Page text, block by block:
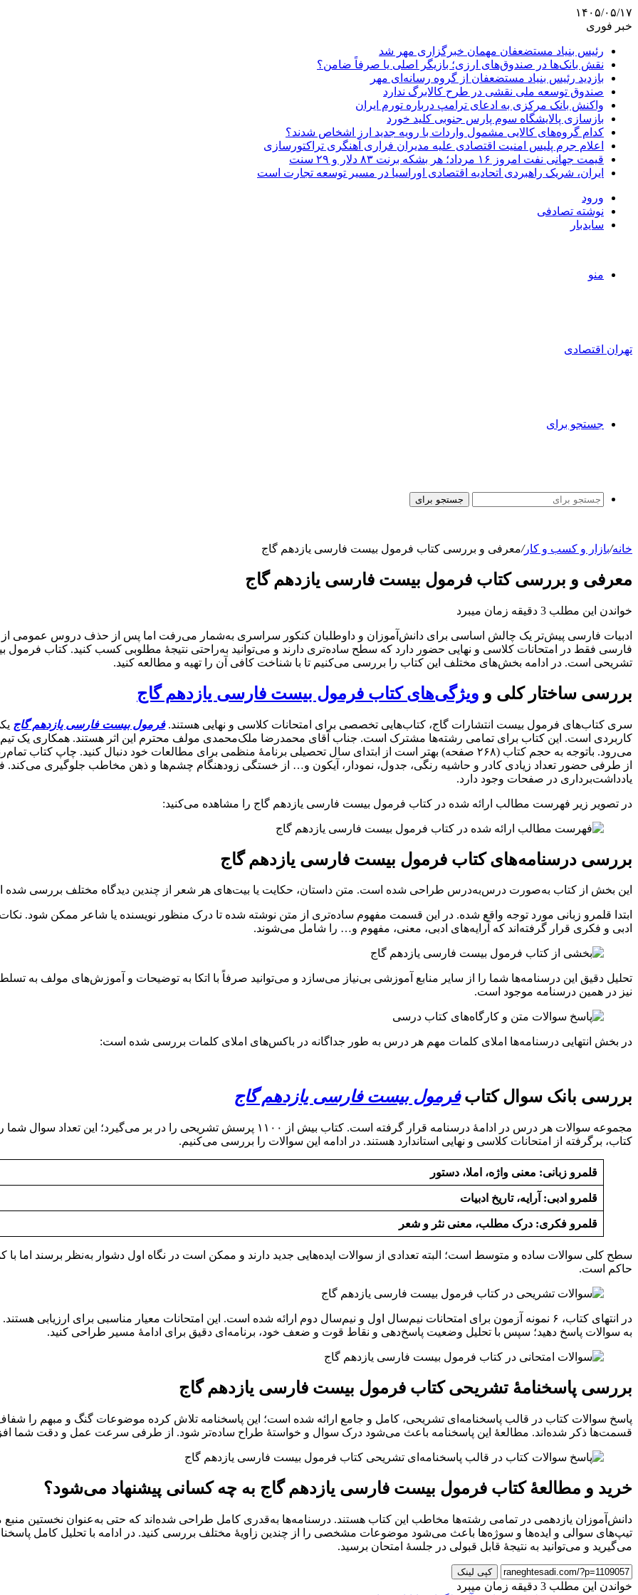
۱۴۰۵/۰۵/۱۷
خبر فوری
رئیس بنیاد مستضعفان مهمان خبرگزاری مهر شد
نقش بانک‌ها در صندوق‌های ارزی؛ بازیگر اصلی یا صرفاً ضامن؟
بازدید رئیس بنیاد مستضعفان از گروه رسانه‌ای مهر
صندوق توسعه ملی نقشی در طرح کالابرگ ندارد
واکنش بانک مرکزی به ادعای ترامپ درباره تورم ایران
بازسازی پالایشگاه سوم پارس جنوبی کلید خورد
کدام گروه‌های کالایی مشمول واردات با رویه جدید ارز اشخاص شدند؟
اعلام جرم پلیس امنیت اقتصادی علیه مدیران فراری آهنگری تراکتورسازی
قیمت جهانی نفت امروز ۱۶ مرداد؛ هر بشکه برنت ۸۳ دلار و ۲۹ سنت
ایران، شریک راهبردی اتحادیه اقتصادی اوراسیا در مسیر توسعه تجارت است
ورود
نوشته تصادفی
سایدبار
منو
تهران اقتصادی
جستجو برای
جستجو برای
خانه/بازار و کسب و کار/معرفی و بررسی کتاب فرمول بیست فارسی یازدهم گاج
معرفی و بررسی کتاب فرمول بیست فارسی یازدهم گاج
خواندن این مطلب 3 دقیقه زمان میبرد
ادبیات فارسی پیش‌تر یک چالش اساسی برای دانش‌آموزان و داوطلبان کنکور سراسری به‌شمار می‌رفت اما پس از حذف دروس عمومی از
فارسی فقط در امتحانات کلاسی و نهایی حضور دارد که سطح ساده‌تری دارند و می‌توانید به‌راحتی نتیجهٔ مطلوبی کسب کنید. کتاب فرمول
تشریحی است. در ادامه بخش‌های مختلف این کتاب را بررسی می‌کنیم تا با شناخت کافی آن را تهیه و مطالعه کنید.
بررسی ساختار کلی و ویژگی‌های کتاب فرمول بیست فارسی یازدهم گاج
سری کتاب‌های فرمول بیست انتشارات گاج، کتاب‌هایی تخصصی برای امتحانات کلاسی و نهایی هستند.فرمول بیست فارسی یازدهم گاج
کاربردی است. این کتاب برای تمامی رشته‌ها مشترک است. جناب آقای محمدرضا ملک‌محمدی مولف محترم این اثر هستند. همکاری یک تیم
می‌رود. باتوجه به حجم کتاب (۲۶۸ صفحه) بهتر است از ابتدای سال تحصیلی برنامهٔ منظمی برای مطالعات خود دنبال کنید.
از طرفی حضور تعداد زیادی کادر و حاشیه رنگی، جدول، نمودار، آیکون و… از خستگی زودهنگام چشم‌ها و ذهن مخاطب جلوگیری
یادداشت‌برداری در صفحات وجود دارد.
در تصویر زیر فهرست مطالب ارائه شده در کتاب فرمول بیست فارسی یازدهم گاج را مشاهده می‌کنید:
بررسی درسنامه‌های کتاب فرمول بیست فارسی یازدهم گاج
این بخش از کتاب به‌صورت درس‌به‌درس طراحی شده است. متن داستان، حکایت یا بیت‌های هر شعر از چندین دیدگاه مختلف بررسی
ابتدا قلمرو زبانی مورد توجه واقع شده. در این قسمت مفهوم ساده‌تری از متن نوشته شده تا درک منظور نویسنده یا شاعر ممکن شود.
ادبی و فکری قرار گرفته‌اند که آرایه‌های ادبی، معنی، مفهوم و… را شامل می‌شوند.
تحلیل دقیق این درسنامه‌ها شما را از سایر منابع آموزشی بی‌نیاز می‌سازد و می‌توانید صرفاً با اتکا به توضیحات و آموزش‌های مولف به
نیز در همین درسنامه موجود است.
در بخش انتهایی درسنامه‌ها املای کلمات مهم هر درس به طور جداگانه در باکس‌های املای کلمات بررسی شده است:
بررسی بانک سوال کتابفرمول بیست فارسی یازدهم گاج
مجموعه سوالات هر درس در ادامهٔ درسنامه قرار گرفته است. کتاب بیش از ۱۱۰۰ پرسش
کتاب، برگرفته از امتحانات کلاسی و نهایی استاندارد هستند. در ادامه این سوالات را بررسی می‌کنیم.
قلمرو زبانی: معنی واژه، املا، دستور
قلمرو ادبی: آرایه، تاریخ ادبیات
قلمرو فکری: درک مطلب، معنی نثر و شعر
سطح کلی سوالات ساده و متوسط است؛ البته تعدادی از سوالات ایده‌هایی جدید دارند و ممکن است در نگاه اول دشوار به‌نظر برسند اما با
حاکم است.
در انتهای کتاب، ۶ نمونه آزمون برای امتحانات نیم‌سال اول و نیم‌سال دوم ارائه شده است. این امتحانات معیار مناسبی برای
به سوالات پاسخ دهید؛ سپس با تحلیل وضعیت پاسخ‌دهی و نقاط قوت و ضعف خود، برنامه‌ای دقیق برای ادامهٔ مسیر طراحی کنید.
بررسی پاسخنامهٔ تشریحی کتاب فرمول بیست فارسی یازدهم گاج
پاسخ سوالات کتاب در قالب پاسخنامه‌ای تشریحی، کامل و جامع ارائه شده است؛ این پاسخنامه تلاش کرده موضوعات گنگ و مبهم را
قسمت‌ها ذکر شده‌اند. مطالعهٔ این پاسخنامه باعث می‌شود درک سوال و خواستهٔ طراح ساده‌تر شود. از طرفی سرعت عمل و دقت شما
خرید و مطالعهٔ کتاب فرمول بیست فارسی یازدهم گاج به چه کسانی پیشنهاد می‌شود؟
دانش‌آموزان یازدهمی در تمامی رشته‌ها مخاطب این کتاب هستند. درسنامه‌ها به‌قدری کامل طراحی شده‌اند که حتی به‌عنوان نخستین منبع
تیپ‌های سوالی و ایده‌ها و سوژه‌ها باعث می‌شود موضوعات مشخصی را از چندین زاویهٔ مختلف بررسی کنید. در ادامه با تحلیل کامل
می‌گیرید و می‌توانید به نتیجهٔ قابل قبولی در جلسهٔ امتحان برسید.
کپی لینک
خواندن این مطلب 3 دقیقه زمان میبرد